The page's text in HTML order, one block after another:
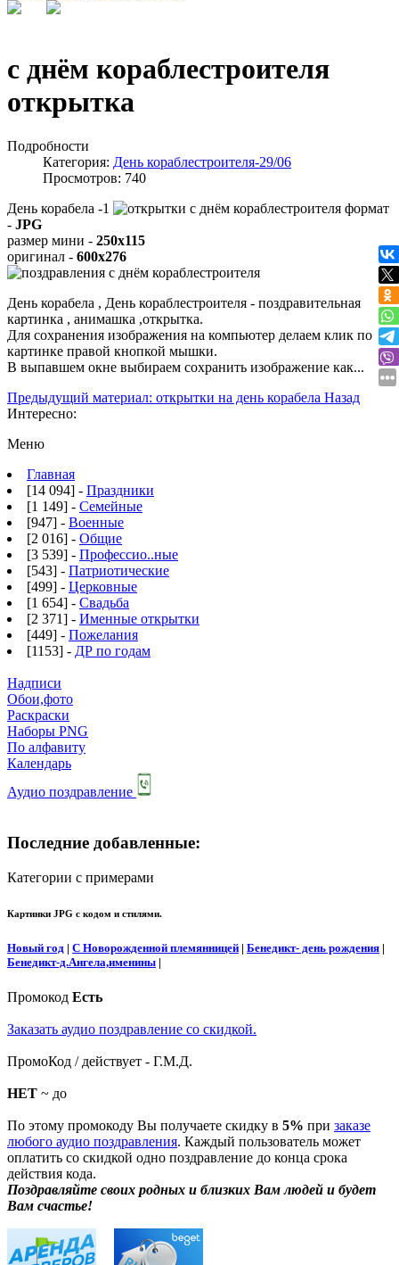
с днём кораблестроителя
открытка
Подробности
Категория: День кораблестроителя-29/06
Просмотров: 740
День корабела -1
формат
- JPG
размер мини - 250x115
оригинал - 600x276
День корабела , День кораблестроителя - поздравительная
картинка , анимашка ,открытка.
Для сохранения изображения на компьютер делаем клик по
картинке правой кнопкой мышки.
В выпавшем окне выбираем сохранить изображение как...
Предыдущий материал: открытки на день корабела Назад
Интересно:
Меню
Главная
[14 094] - Праздники
[1 149] - Семейные
[947] - Военные
[2 016] - Общие
[3 539] - Профессио..ные
[543] - Патриотические
[499] - Церковные
[1 654] - Свадьба
[2 371] - Именные открытки
[449] - Пожелания
[1153] - ДР по годам
Надписи
Обои,фото
Раскраски
Наборы PNG
По алфавиту
Календарь
Аудио поздравление
Последние добавленные:
Категории с примерами
Картинки JPG с кодом и стилями.
Новый год | С Новорожденной племянницей | Бенедикт- день рождения |
Бенедикт-д.Ангела,именины |
Промокод Есть
Заказать аудио поздравление со скидкой.
ПромоКод / действует - Г.М.Д.
НЕТ ~ до
По этому промокоду Вы получаете скидку в 5% при заказе
любого аудио поздравления. Каждый пользователь может
оплатить со скидкой одно поздравление до конца срока
действия кода.
Поздравляйте своих родных и близких Вам людей и будет
Вам счастье!